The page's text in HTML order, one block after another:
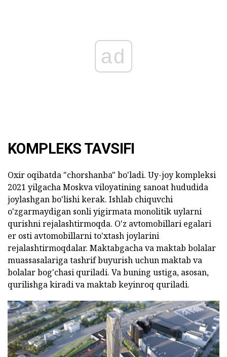
ad
KOMPLEKS TAVSIFI
Oxir oqibatda "chorshanba" bo'ladi. Uy-joy kompleksi
2021 yilgacha Moskva viloyatining sanoat hududida
joylashgan bo'lishi kerak. Ishlab chiquvchi
o'zgarmaydigan sonli yigirmata monolitik uylarni
qurishni rejalashtirmoqda. O'z avtomobillari egalari
er osti avtomobillarni to'xtash joylarini
rejalashtirmoqdalar. Maktabgacha va maktab bolalar
muassasalariga tashrif buyurish uchun maktab va
bolalar bog'chasi quriladi. Va buning ustiga, asosan,
qurilishga kiradi va maktab keyinroq quriladi.